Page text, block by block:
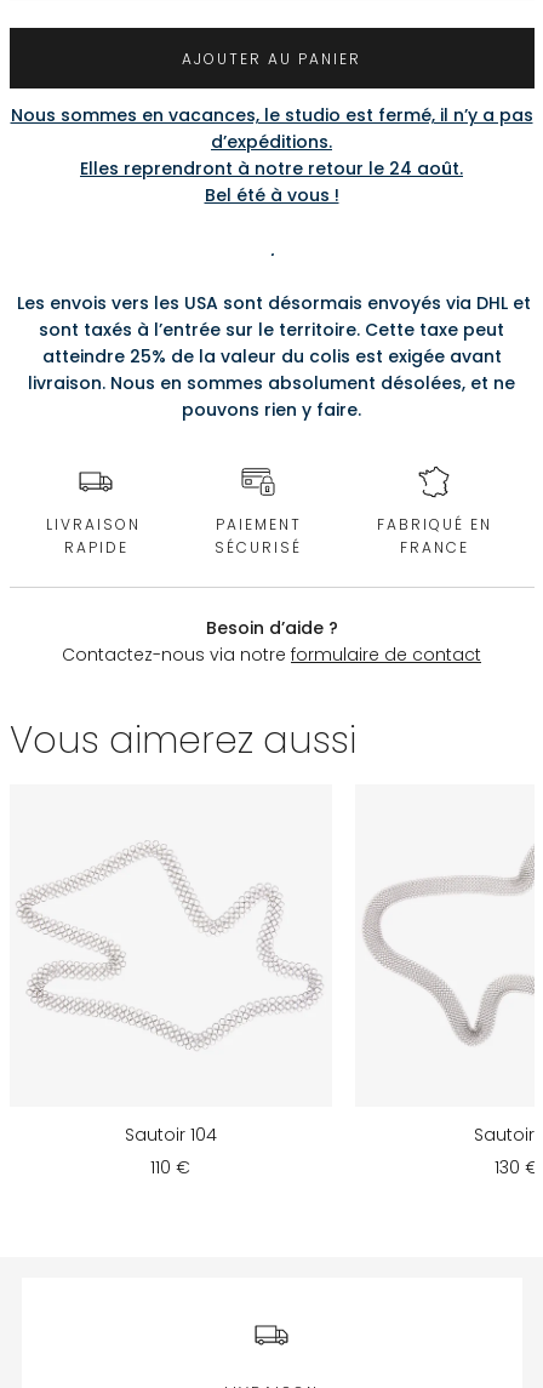
AJOUTER AU PANIER
Nous sommes en vacances, le studio est fermé, il n’y a pas
d’expéditions.
Elles reprendront à notre retour le 24 août.
Bel été à vous !
.
Les envois vers les USA sont désormais envoyés via DHL et
sont taxés à l’entrée sur le territoire. Cette taxe peut
atteindre 25% de la valeur du colis est exigée avant
livraison. Nous en sommes absolument désolées, et ne
pouvons rien y faire.
LIVRAISON
RAPIDE
PAIEMENT
SÉCURISÉ
FABRIQUÉ EN
FRANCE
Besoin d’aide ?
Contactez-nous via notre formulaire de contact
Vous aimerez aussi
Sautoir 104
110 €
Sautoir
130 €